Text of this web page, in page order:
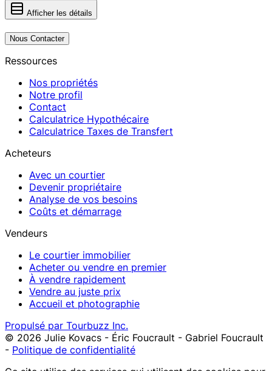
Afficher les détails
Nous Contacter
Ressources
Nos propriétés
Notre profil
Contact
Calculatrice Hypothécaire
Calculatrice Taxes de Transfert
Acheteurs
Avec un courtier
Devenir propriétaire
Analyse de vos besoins
Coûts et démarrage
Vendeurs
Le courtier immobilier
Acheter ou vendre en premier
À vendre rapidement
Vendre au juste prix
Accueil et photographie
Propulsé par Tourbuzz Inc.
© 2026 Julie Kovacs - Éric Foucrault - Gabriel Foucrault
- Politique de confidentialité